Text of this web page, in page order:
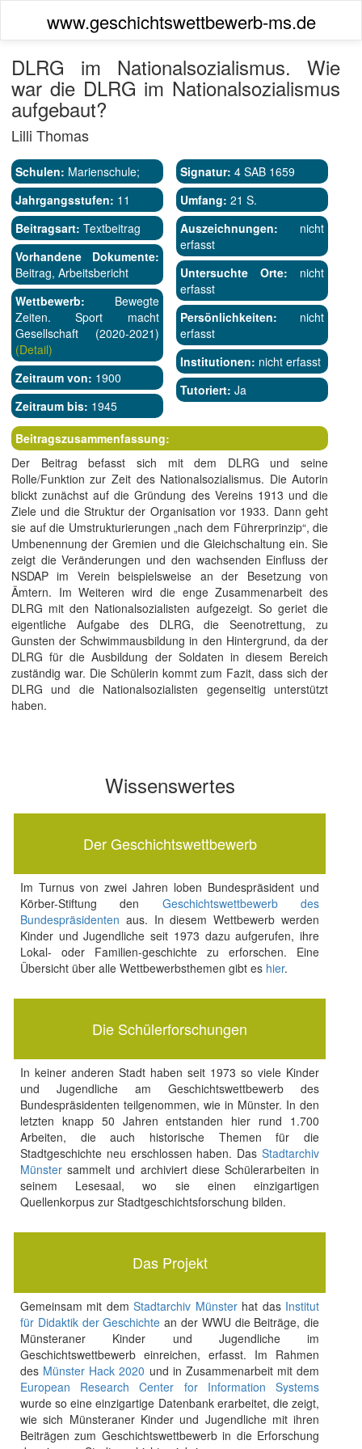
www.geschichtswettbewerb-ms.de
DLRG im Nationalsozialismus. Wie
war die DLRG im Nationalsozialismus
aufgebaut?
Lilli Thomas
Schulen: Marienschule;
Jahrgangsstufen: 11
Beitragsart: Textbeitrag
Vorhandene Dokumente:
Beitrag, Arbeitsbericht
Wettbewerb: Bewegte
Zeiten. Sport macht
Gesellschaft (2020-2021)
(Detail)
Zeitraum von: 1900
Zeitraum bis: 1945
Signatur: 4 SAB 1659
Umfang: 21 S.
Auszeichnungen: nicht
erfasst
Untersuchte Orte: nicht
erfasst
Persönlichkeiten: nicht
erfasst
Institutionen: nicht erfasst
Tutoriert: Ja
Beitragszusammenfassung:
Der Beitrag befasst sich mit dem DLRG und seine
Rolle/Funktion zur Zeit des Nationalsozialismus. Die Autorin
blickt zunächst auf die Gründung des Vereins 1913 und die
Ziele und die Struktur der Organisation vor 1933. Dann geht
sie auf die Umstrukturierungen „nach dem Führerprinzip“, die
Umbenennung der Gremien und die Gleichschaltung ein. Sie
zeigt die Veränderungen und den wachsenden Einfluss der
NSDAP im Verein beispielsweise an der Besetzung von
Ämtern. Im Weiteren wird die enge Zusammenarbeit des
DLRG mit den Nationalsozialisten aufgezeigt. So geriet die
eigentliche Aufgabe des DLRG, die Seenotrettung, zu
Gunsten der Schwimmausbildung in den Hintergrund, da der
DLRG für die Ausbildung der Soldaten in diesem Bereich
zuständig war. Die Schülerin kommt zum Fazit, dass sich der
DLRG und die Nationalsozialisten gegenseitig unterstützt
haben.
Wissenswertes
Der Geschichtswettbewerb
Im Turnus von zwei Jahren loben Bundespräsident und
Körber-Stiftung den Geschichtswettbewerb des
Bundespräsidenten aus. In diesem Wettbewerb werden
Kinder und Jugendliche seit 1973 dazu aufgerufen, ihre
Lokal- oder Familien-geschichte zu erforschen. Eine
Übersicht über alle Wettbewerbsthemen gibt es hier.
Die Schülerforschungen
In keiner anderen Stadt haben seit 1973 so viele Kinder
und Jugendliche am Geschichtswettbewerb des
Bundespräsidenten teilgenommen, wie in Münster. In den
letzten knapp 50 Jahren entstanden hier rund 1.700
Arbeiten, die auch historische Themen für die
Stadtgeschichte neu erschlossen haben. DasStadtarchiv
Münstersammelt und archiviert diese Schülerarbeiten in
seinem Lesesaal, wo sie einen einzigartigen
Quellenkorpus zur Stadtgeschichtsforschung bilden.
Das Projekt
Gemeinsam mit demStadtarchiv Münsterhat das Institut
für Didaktik der Geschichte an der WWU die Beiträge, die
Münsteraner Kinder und Jugendliche im
Geschichtswettbewerb einreichen, erfasst. Im Rahmen
des Münster Hack 2020 und in Zusammenarbeit mit dem
European Research Center for Information Systems
wurde so eine einzigartige Datenbank erarbeitet, die zeigt,
wie sich Münsteraner Kinder und Jugendliche mit ihren
Beiträgen zum Geschichtswettbewerb in die Erforschung